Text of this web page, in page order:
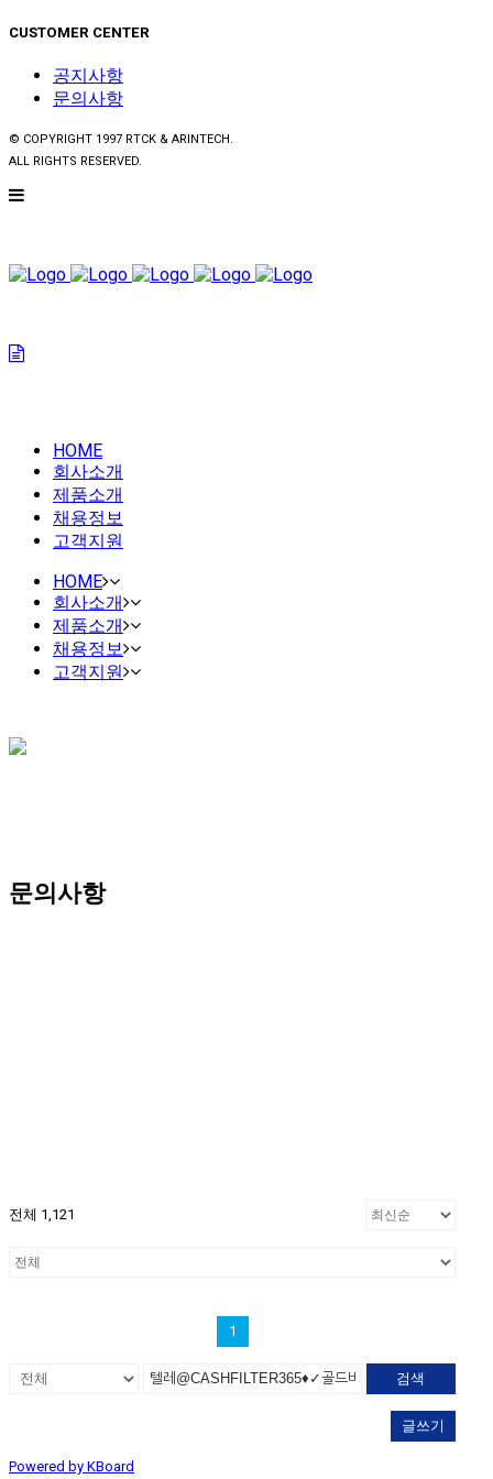
CUSTOMER CENTER
공지사항
문의사항
© COPYRIGHT 1997 RTCK & ARINTECH.
ALL RIGHTS RESERVED.
HOME
회사소개
제품소개
채용정보
고객지원
HOME
회사소개
제품소개
채용정보
고객지원
문의사항
전체 1,121
1
검색
글쓰기
Powered by KBoard